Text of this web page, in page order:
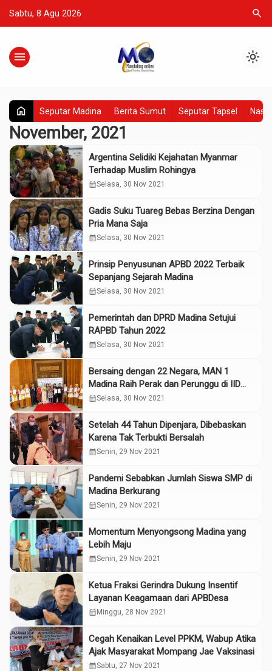
Sabtu, 8 Agu 2026 search
menu light_mode
home Seputar Madina Berita Sumut Seputar Tapsel
November, 2021
Argentina Selidiki Kejahatan Myanmar
Terhadap Muslim Rohingya
calendar_monthSelasa, 30 Nov 2021
Gadis Suku Tuareg Bebas Berzina Dengan
Pria Mana Saja
calendar_monthSelasa, 30 Nov 2021
Prinsip Penyusunan APBD 2022 Terbaik
Sepanjang Sejarah Madina
calendar_monthSelasa, 30 Nov 2021
Pemerintah dan DPRD Madina Setujui
RAPBD Tahun 2022
calendar_monthSelasa, 30 Nov 2021
Bersaing dengan 22 Negara, MAN 1
Madina Raih Perak dan Perunggu di IID
2021
calendar_monthSelasa, 30 Nov 2021
Setelah 44 Tahun Dipenjara, Dibebaskan
Karena Tak Terbukti Bersalah
calendar_monthSenin, 29 Nov 2021
Pandemi Sebabkan Jumlah Siswa SMP di
Madina Berkurang
calendar_monthSenin, 29 Nov 2021
Momentum Menyongsong Madina yang
Lebih Maju
calendar_monthSenin, 29 Nov 2021
Ketua Fraksi Gerindra Dukung Insentif
Layanan Keagamaan dari APBDesa
calendar_month Minggu, 28 Nov 2021
Cegah Kenaikan Level PPKM, Wabup Atika
Ajak Masyarakat Mompang Jae Vaksinasi
calendar_monthSabtu, 27 Nov 2021